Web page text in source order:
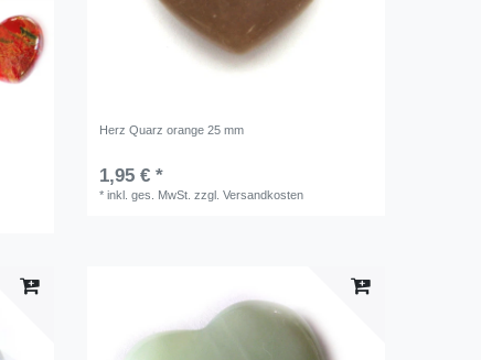
Herz Quarz orange 25 mm
1,95 € *
*inkl. ges. MwSt. zzgl.Versandkosten